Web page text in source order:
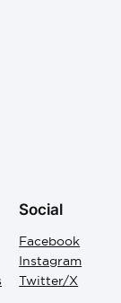
Social
Facebook
Instagram
Twitter/X